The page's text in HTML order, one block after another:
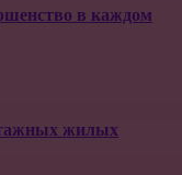
в каждом
жилых